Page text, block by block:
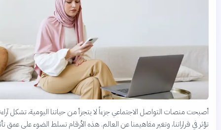
منصات التواصل الاجتماعي جزءاً لا يتجزأ من حياتنا اليومية، تشكل آراءنا،
في قراراتنا، وتغير مفاهيمنا عن العالم. هذه الأرقام تسلط الضوء على عمق تأثير